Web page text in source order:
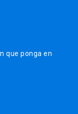
que ponga en